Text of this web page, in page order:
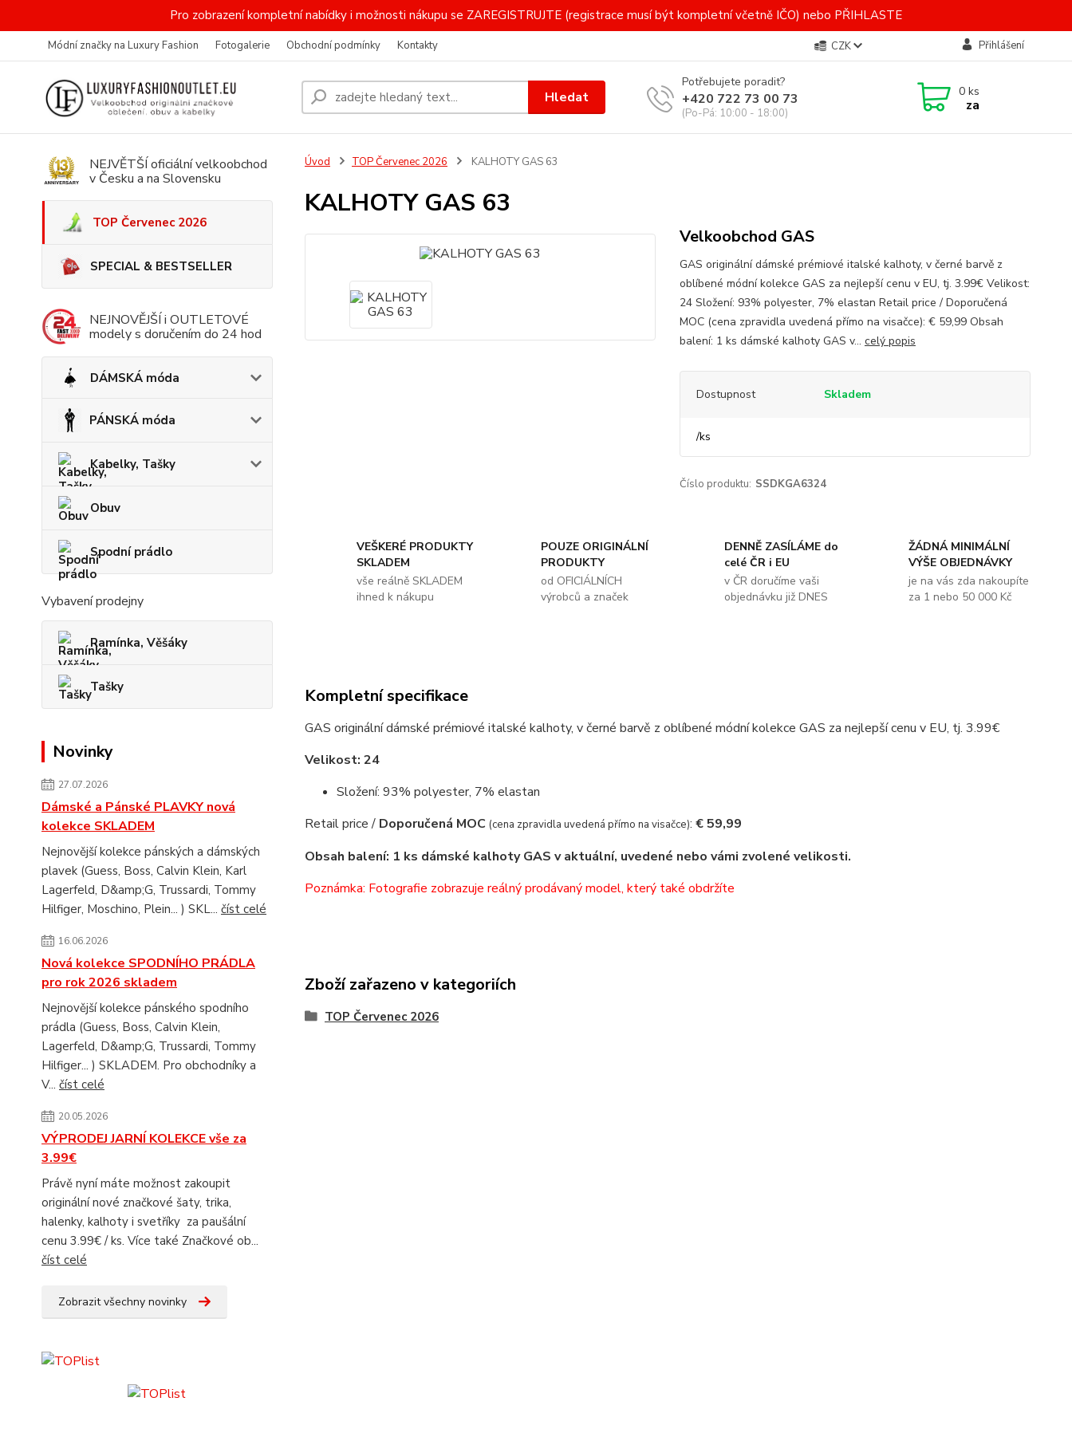
Pro zobrazení kompletní nabídky i možnosti nákupu se ZAREGISTRUJTE (registrace musí být kompletní včetně IČO) nebo PŘIHLASTE
Módní značky na Luxury Fashion Fotogalerie Obchodní podmínky Kontakty CZK Přihlášení
Hledat
Potřebujete poradit?
+420 722 73 00 73
(Po-Pá: 10:00 - 18:00)
0 ks
za
NEJVĚTŠÍ oficiální velkoobchod
v Česku a na Slovensku
TOP Červenec 2026
SPECIAL & BESTSELLER
NEJNOVĚJŠÍ i OUTLETOVÉ
modely s doručením do 24 hod
DÁMSKÁ móda
PÁNSKÁ móda
Kabelky, Tašky
Obuv
Spodní prádlo
Vybavení prodejny
Ramínka, Věšáky
Tašky
Novinky
27.07.2026
Dámské a Pánské PLAVKY nová
kolekce SKLADEM
Nejnovější kolekce pánských a dámských
plavek (Guess, Boss, Calvin Klein, Karl
Lagerfeld, D&amp;G, Trussardi, Tommy
Hilfiger, Moschino, Plein... ) SKL... číst celé
16.06.2026
Nová kolekce SPODNÍHO PRÁDLA
pro rok 2026 skladem
Nejnovější kolekce pánského spodního
prádla (Guess, Boss, Calvin Klein,
Lagerfeld, D&amp;G, Trussardi, Tommy
Hilfiger... ) SKLADEM. Pro obchodníky a
V... číst celé
20.05.2026
VÝPRODEJ JARNÍ KOLEKCE vše za
3.99€
Právě nyní máte možnost zakoupit
originální nové značkové šaty, trika,
halenky, kalhoty i svetříky za paušální
cenu 3.99€ / ks. Více také Značkové ob...
číst celé
Zobrazit všechny novinky
Úvod TOP Červenec 2026 KALHOTY GAS 63
KALHOTY GAS 63
Velkoobchod GAS
GAS originální dámské prémiové italské kalhoty, v černé barvě z
oblíbené módní kolekce GAS za nejlepší cenu v EU, tj. 3.99€ Velikost:
24 Složení: 93% polyester, 7% elastan Retail price / Doporučená
MOC (cena zpravidla uvedená přímo na visačce): € 59,99 Obsah
balení: 1 ks dámské kalhoty GAS v... celý popis
Dostupnost Skladem
/ks
Číslo produktu: SSDKGA6324
VEŠKERÉ PRODUKTY
SKLADEM
vše reálně SKLADEM
ihned k nákupu
POUZE ORIGINÁLNÍ
PRODUKTY
od OFICIÁLNÍCH
výrobců a značek
DENNĚ ZASÍLÁME do
celé ČR i EU
v ČR doručíme vaši
objednávku již DNES
ŽÁDNÁ MINIMÁLNÍ
VÝŠE OBJEDNÁVKY
je na vás zda nakoupíte
za 1 nebo 50 000 Kč
Kompletní specifikace
GAS originální dámské prémiové italské kalhoty, v černé barvě z oblíbené módní kolekce GAS za nejlepší cenu v EU, tj. 3.99€
Velikost: 24
Složení: 93% polyester, 7% elastan
Retail price /Doporučená MOC (cena zpravidla uvedená přímo na visačce): € 59,99
Obsah balení: 1 ks dámské kalhoty GAS v aktuální, uvedené nebo vámi zvolené velikosti.
Poznámka: Fotografie zobrazuje reálný prodávaný model, který také obdržíte
Zboží zařazeno v kategoriích
TOP Červenec 2026